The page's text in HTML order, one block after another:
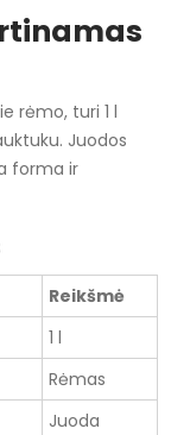
rėmo, turi 1 l
Juodos
forma ir
Reikšmė
1 l
Rėmas
Juoda